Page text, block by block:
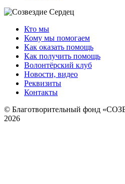
Кто мы
Кому мы помогаем
Как оказать помощь
Как получить помощь
Волонтёрский клуб
Новости, видео
Реквизиты
Контакты
© Благотворительный фонд
2026